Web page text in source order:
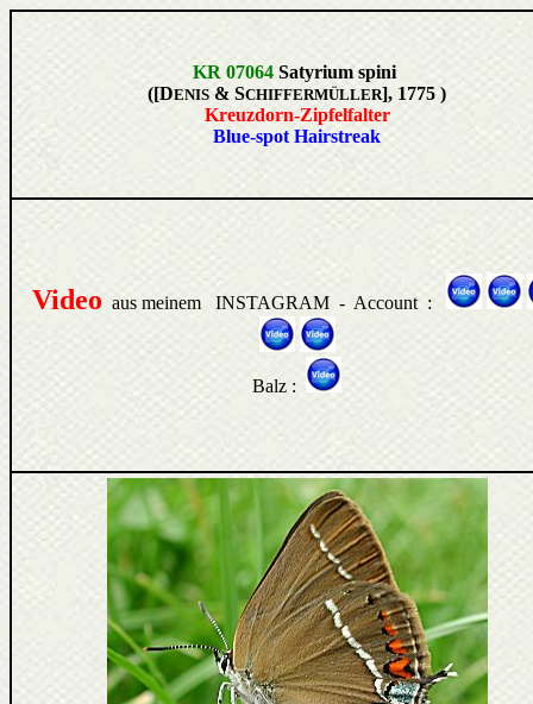
KR 07064 Satyrium spini
([DENIS & SCHIFFERMÜLLER], 1775 )
Kreuzdorn-Zipfelfalter
Blue-spot Hairstreak
Video aus meinem INSTAGRAM - Account :
Balz :